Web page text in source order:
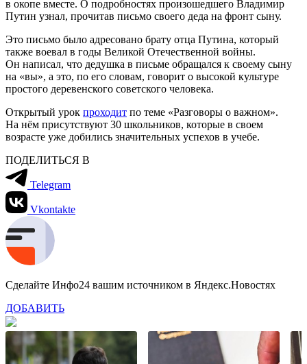
в окопе вместе. О подробностях произошедшего Владимир
Путин узнал, прочитав письмо своего деда на фронт сыну.
Это письмо было адресовано брату отца Путина, который
также воевал в годы Великой Отечественной войны.
Он написал, что дедушка в письме обращался к своему сыну
на «вы», а это, по его словам, говорит о высокой культуре
простого деревенского советского человека.
Открытый урок проходит по теме «Разговоры о важном».
На нём присутствуют 30 школьников, которые в своем
возрасте уже добились значительных успехов в учебе.
ПОДЕЛИТЬСЯ В
Telegram
Vkontakte
Сделайте Инфо24 вашим источником в Яндекс.Новостях
ДОБАВИТЬ